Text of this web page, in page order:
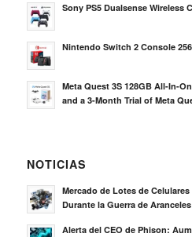
Sony PS5 Dualsense Wireless
Nintendo Switch 2 Console
Meta Quest 3S 128GB All-In-
and a 3-Month Trial of Meta
NOTICIAS
Mercado de Lotes de
Durante la Guerra de Aranceles
Alerta del CEO de Phison: